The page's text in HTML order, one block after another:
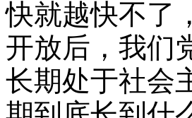
快就越快不了
开放后，我们
长期处于社会